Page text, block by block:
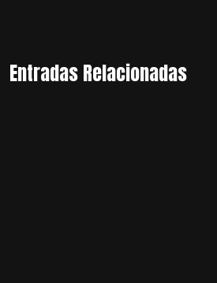
Entradas Relacionadas